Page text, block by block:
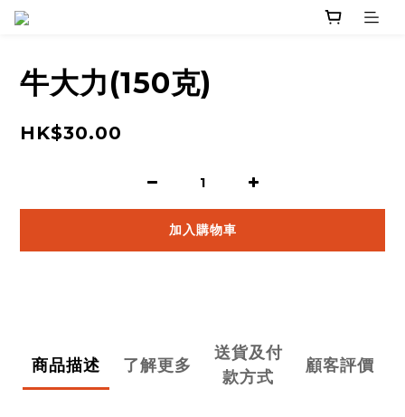
牛大力(150克)
HK$30.00
加入購物車
商品描述 了解更多
送貨及付
款方式
顧客評價